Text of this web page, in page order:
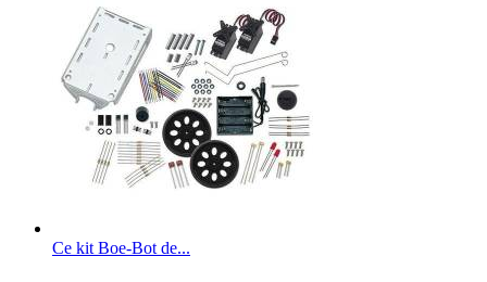
Ce kit Boe-Bot de...